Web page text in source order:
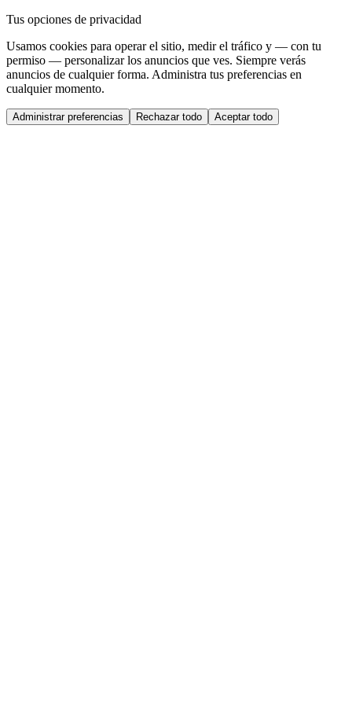
Tus opciones de privacidad
Usamos cookies para operar el sitio, medir el tráfico y — con tu
permiso — personalizar los anuncios que ves. Siempre verás
anuncios de cualquier forma. Administra tus preferencias en
cualquier momento.
Administrar preferencias Rechazar todo Aceptar todo